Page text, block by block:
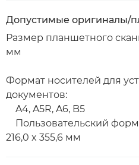
Допустимые оригиналы/
Размер планшетного
мм
Формат носителей для
документов:
A4, A5R, A6, B5
Пользовательский
216,0 x 355,6 мм